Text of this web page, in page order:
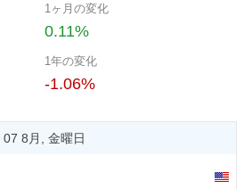
1ヶ月の変化
0.11%
1年の変化
-1.06%
07 8月, 金曜日